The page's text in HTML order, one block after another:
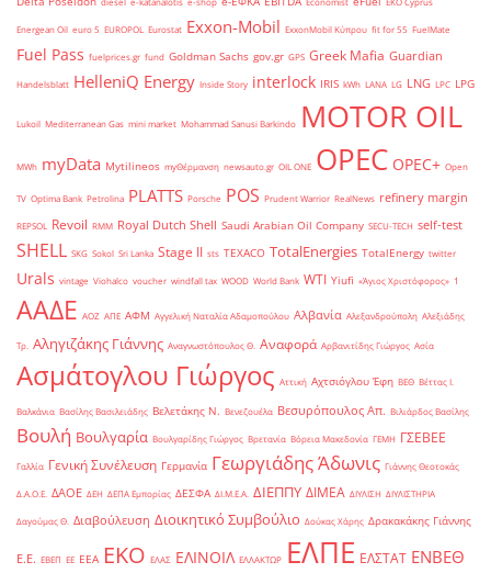
Energean Oil euro 5 EUROPOL Eurostat Exxon-Mobil ExxonMobil Κύπρου fit for 55 FuelMate
Fuel Pass fuelprices.gr fund Goldman Sachs gov.gr GPS Greek Mafia Guardian
Handelsblatt HelleniQ Energy Inside Story interlock IRIS kWh LANA LG LNG LPC LPG
Lukoil Mediterranean Gas mini market Mohammad Sanusi Barkindo MOTOR OIL
MWh myData Mytilineos myΘέρμανση newsauto.gr OIL ONE OPEC OPEC+ Open
TV Optima Bank Petrolina PLATTS Porsche POS Prudent Warrior RealNews refinery margin
REPSOL Revoil RMM Royal Dutch Shell Saudi Arabian Oil Company SECU-TECH self-test
SHELL SKG Sokol Sri Lanka Stage II sts TEXACO TotalEnergies TotalEnergy twitter
Urals vintage Viohalco voucher windfall tax WOOD World Bank WTI Yiufi «Άγιος Χριστόφορος» ΄1
ΑΑΔΕ ΑΟΖ ΑΠΕ ΑΦΜ Αγγελική Ναταλία Αδαμοπούλου Αλβανία Αλεξανδρούπολη Αλεξιάδης
Τρ. Αληγιζάκης Γιάννης Αναγνωστόπουλος Θ. Αναφορά Αρβανιτίδης Γιώργος Ασία
Ασμάτογλου Γιώργος Αττική Αχτσιόγλου Έφη ΒΕΘ Βέττας Ι.
Βαλκάνια Βασίλης Βασιλειάδης Βελετάκης Ν. Βενεζουέλα Βεσυρόπουλος Απ. Βιλιάρδος Βασίλης
Βουλή Βουλγαρία Βουλγαρίδης Γιώργος Βρετανία Βόρεια Μακεδονία ΓΕΜΗ ΓΣΕΒΕΕ
Γαλλία Γενική Συνέλευση Γερμανία Γεωργιάδης Άδωνις Γιάννης Θεοτοκάς
Δ.Α.Ο.Ε. ΔΑΟΕ ΔΕΗ ΔΕΠΑ Εμπορίας ΔΕΣΦΑ ΔΙ.Μ.Ε.Α. ΔΙΕΠΠΥ ΔΙΜΕΑ ΔΙΥΛΙΣΗ ΔΙΥΛΙΣΤΗΡΙΑ
Δαγούμας Θ. Διαβούλευση Διοικητικό Συμβούλιο Δούκας Χάρης Δρακακάκης Γιάννης
Ε.Ε. ΕΒΕΠ ΕΕ ΕΕΑ ΕΚΟ ΕΛΑΣ ΕΛΙΝΟΙΛ ΕΛΛΑΚΤΩΡ ΕΛΠΕ ΕΛΣΤΑΤ ΕΝΒΕΘ